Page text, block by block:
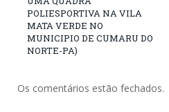
POLIESPORTIVA NA VILA
MATA VERDE NO
MUNICIPIO DE CUMARU DO
NORTE-PA)
Os comentários estão fechados.